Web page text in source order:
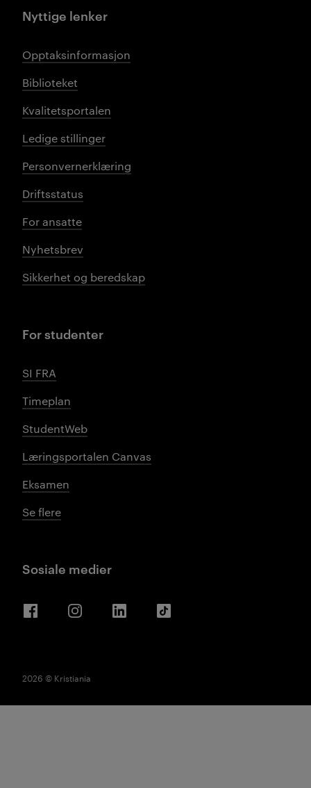
Nyttige lenker
Opptaksinformasjon
Biblioteket
Kvalitetsportalen
Ledige stillinger
Personvernerklæring
Driftsstatus
For ansatte
Nyhetsbrev
Sikkerhet og beredskap
For studenter
SI FRA
Timeplan
StudentWeb
Læringsportalen Canvas
Eksamen
Se flere
Sosiale medier
2026 © Kristiania